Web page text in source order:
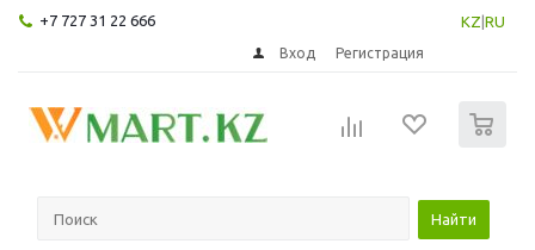
+7 727 31 22 666 KZ RU
Вход Регистрация
Найти